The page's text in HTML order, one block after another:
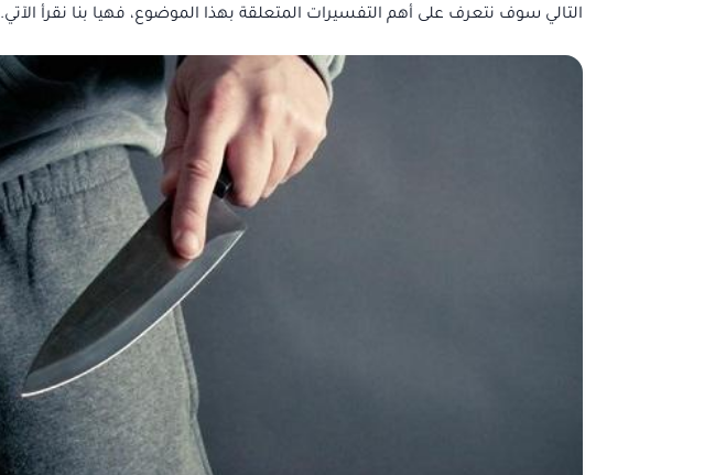
التالي سوف نتعرف على أهم التفسيرات المتعلقة بهذا الموضوع، فهيا بنا نقرأ الآتي.